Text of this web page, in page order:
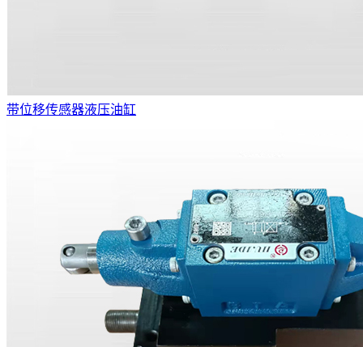
带位移传感器液压油缸